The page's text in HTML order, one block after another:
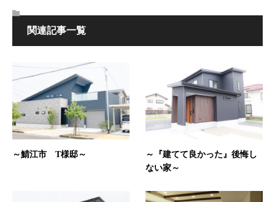
関連記事一覧
～鯖江市 T様邸～
～『建てて良かった』後悔し
ない家～